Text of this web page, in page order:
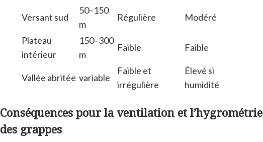
Versant sud
50–150
m
Régulière Modéré
Plateau
intérieur
150–300
m
Faible Faible
Vallée abritée variable
Faible et
irrégulière
Élevé si
humidité
Conséquences pour la ventilation et l’hygrométrie
des grappes